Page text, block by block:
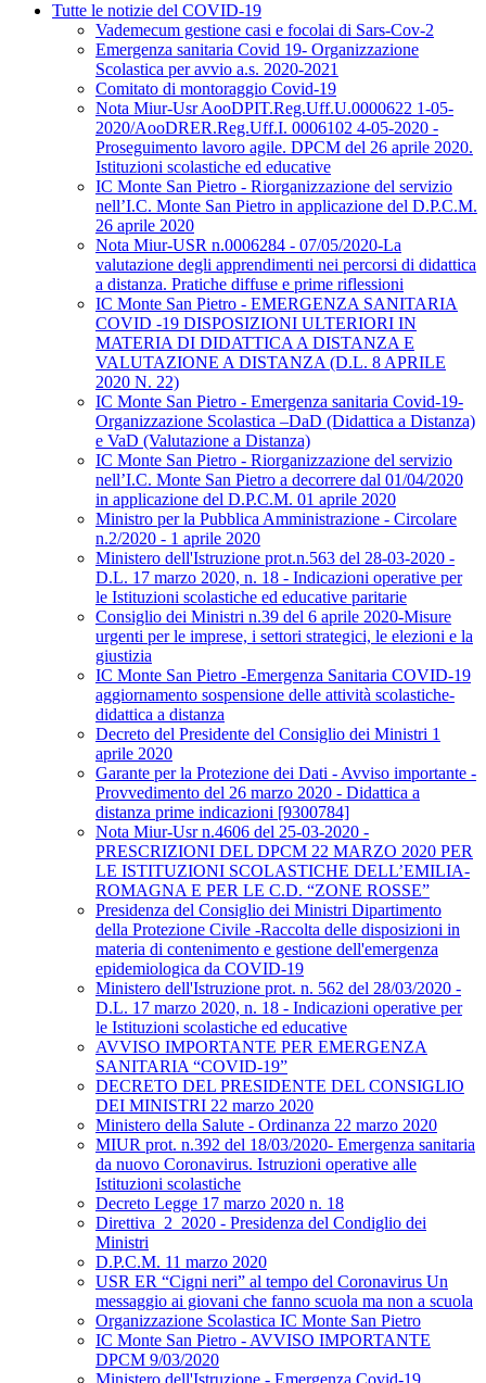
Tutte le notizie del COVID-19
Vademecum gestione casi e focolai di Sars-Cov-2
Emergenza sanitaria Covid 19- Organizzazione
Scolastica per avvio a.s. 2020-2021
Comitato di montoraggio Covid-19
Nota Miur-Usr AooDPIT.Reg.Uff.U.0000622 1-05-
2020/AooDRER.Reg.Uff.I. 0006102 4-05-2020 -
Proseguimento lavoro agile. DPCM del 26 aprile 2020.
Istituzioni scolastiche ed educative
IC Monte San Pietro - Riorganizzazione del servizio
nell’I.C. Monte San Pietro in applicazione del D.P.C.M.
26 aprile 2020
Nota Miur-USR n.0006284 - 07/05/2020-La
valutazione degli apprendimenti nei percorsi di didattica
a distanza. Pratiche diffuse e prime riflessioni
IC Monte San Pietro - EMERGENZA SANITARIA
COVID -19 DISPOSIZIONI ULTERIORI IN
MATERIA DI DIDATTICA A DISTANZA E
VALUTAZIONE A DISTANZA (D.L. 8 APRILE
2020 N. 22)
IC Monte San Pietro - Emergenza sanitaria Covid-19-
Organizzazione Scolastica –DaD (Didattica a Distanza)
e VaD (Valutazione a Distanza)
IC Monte San Pietro - Riorganizzazione del servizio
nell’I.C. Monte San Pietro a decorrere dal 01/04/2020
in applicazione del D.P.C.M. 01 aprile 2020
Ministro per la Pubblica Amministrazione - Circolare
n.2/2020 - 1 aprile 2020
Ministero dell'Istruzione prot.n.563 del 28-03-2020 -
D.L. 17 marzo 2020, n. 18 - Indicazioni operative per
le Istituzioni scolastiche ed educative paritarie
Consiglio dei Ministri n.39 del 6 aprile 2020-Misure
urgenti per le imprese, i settori strategici, le elezioni e la
giustizia
IC Monte San Pietro -Emergenza Sanitaria COVID-19
aggiornamento sospensione delle attività scolastiche-
didattica a distanza
Decreto del Presidente del Consiglio dei Ministri 1
aprile 2020
Garante per la Protezione dei Dati - Avviso importante -
Provvedimento del 26 marzo 2020 - Didattica a
distanza prime indicazioni [9300784]
Nota Miur-Usr n.4606 del 25-03-2020 -
PRESCRIZIONI DEL DPCM 22 MARZO 2020 PER
LE ISTITUZIONI SCOLASTICHE DELL’EMILIA-
ROMAGNA E PER LE C.D. “ZONE ROSSE”
Presidenza del Consiglio dei Ministri Dipartimento
della Protezione Civile -Raccolta delle disposizioni in
materia di contenimento e gestione dell'emergenza
epidemiologica da COVID-19
Ministero dell'Istruzione prot. n. 562 del 28/03/2020 -
D.L. 17 marzo 2020, n. 18 - Indicazioni operative per
le Istituzioni scolastiche ed educative
AVVISO IMPORTANTE PER EMERGENZA
SANITARIA “COVID-19”
DECRETO DEL PRESIDENTE DEL CONSIGLIO
DEI MINISTRI 22 marzo 2020
Ministero della Salute - Ordinanza 22 marzo 2020
MIUR prot. n.392 del 18/03/2020- Emergenza sanitaria
da nuovo Coronavirus. Istruzioni operative alle
Istituzioni scolastiche
Decreto Legge 17 marzo 2020 n. 18
Direttiva_2_2020 - Presidenza del Condiglio dei
Ministri
D.P.C.M. 11 marzo 2020
USR ER “Cigni neri” al tempo del Coronavirus Un
messaggio ai giovani che fanno scuola ma non a scuola
Organizzazione Scolastica IC Monte San Pietro
IC Monte San Pietro - AVVISO IMPORTANTE
DPCM 9/03/2020